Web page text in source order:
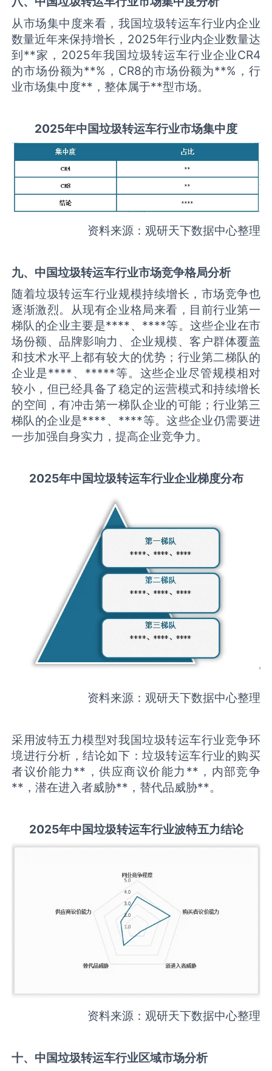
从市场集中度来看，我国垃圾转运车行业内企业
数量近年来保持增长，2025年行业内企业数量达
到**家，2025年我国垃圾转运车行业企业CR4
的市场份额为**%，CR8的市场份额为**%，行
业市场集中度**，整体属于**型市场。
2025年中国垃圾转运车行业市场集中度
资料来源：观研天下数据中心整理
九、中国垃圾转运车行业市场竞争格局分析
随着垃圾转运车行业规模持续增长，市场竞争也
逐渐激烈。从现有企业格局来看，目前行业第一
梯队的企业主要是****、****等。这些企业在市
场份额、品牌影响力、企业规模、客户群体覆盖
和技术水平上都有较大的优势；行业第二梯队的
企业是****、*****等。这些企业尽管规模相对
较小，但已经具备了稳定的运营模式和持续增长
的空间，有冲击第一梯队企业的可能；行业第三
梯队的企业是****、****等。这些企业仍需要进
一步加强自身实力，提高企业竞争力。
2025年中国垃圾转运车行业企业梯度分布
资料来源：观研天下数据中心整理
采用波特五力模型对我国垃圾转运车行业竞争环
境进行分析，结论如下：垃圾转运车行业的购买
者议价能力**，供应商议价能力**，内部竞争
**，潜在进入者威胁**，替代品威胁**。
2025年中国垃圾转运车行业波特五力结论
资料来源：观研天下数据中心整理
十、中国垃圾转运车行业区域市场分析